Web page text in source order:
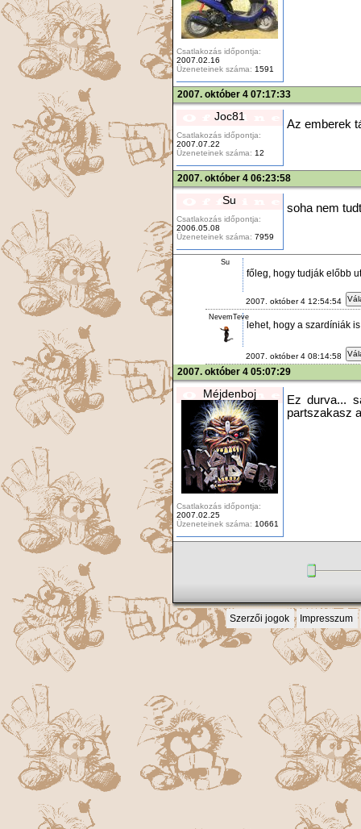
Csatlakozás időpontja:
2007.02.16
Üzeneteinek száma: 1591
2007. október 4 07:17:33
Joc81
Csatlakozás időpontja:
2007.07.22
Üzeneteinek száma: 12
Az emberek
2007. október 4 06:23:58
Su
Csatlakozás időpontja:
2006.05.08
Üzeneteinek száma: 7959
soha nem
Su
főleg, hogy tudják előbb
2007. október 4 12:54:54
NevemTeve
lehet, hogy a szardíniák
2007. október 4 08:14:58
2007. október 4 05:07:29
Méjdenboj
Csatlakozás időpontja:
2007.02.25
Üzeneteinek száma: 10661
Ez durva...
partszakasz
Szerzői jogok Impresszum